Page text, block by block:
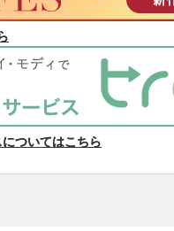
ついてはこちら